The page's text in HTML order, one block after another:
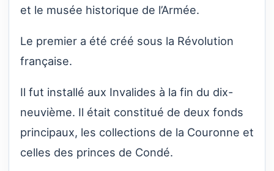
et le musée historique de l’Armée.
Le premier a été créé sous la Révolution
française.
Il fut installé aux Invalides à la fin du dix-
neuvième. Il était constitué de deux fonds
principaux, les collections de la Couronne et
celles des princes de Condé.